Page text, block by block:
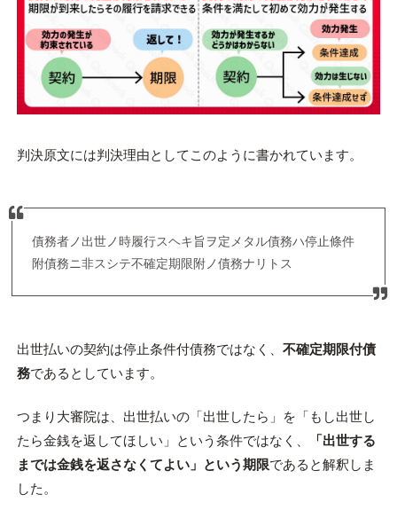
判決原文には判決理由としてこのように書かれています。
債務者ノ出世ノ時履行スヘキ旨ヲ定メタル債務ハ停止條件
附債務ニ非スシテ不確定期限附ノ債務ナリトス
出世払いの契約は停止条件付債務ではなく、 不確定期限付債
務であるとしています。
つまり大審院は、出世払いの「出世したら」を「もし出世し
たら金銭を返してほしい」という条件ではなく、
「出世する
までは金銭を返さなくてよい」という期限であると解釈しま
した。